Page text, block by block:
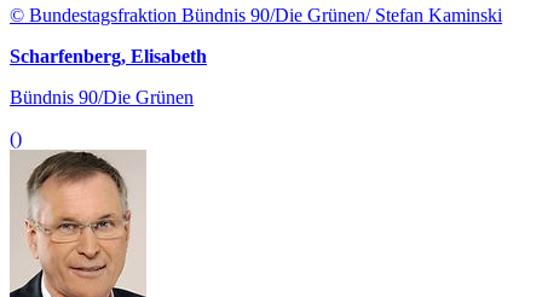
© Bundestagsfraktion Bündnis 90/Die Grünen/ Stefan Kaminski
Scharfenberg, Elisabeth
Bündnis 90/Die Grünen
()